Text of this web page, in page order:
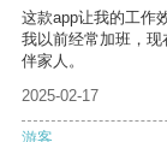
这款app让我的工作
我以前经常加班，
伴家人。
2025-02-17
游客